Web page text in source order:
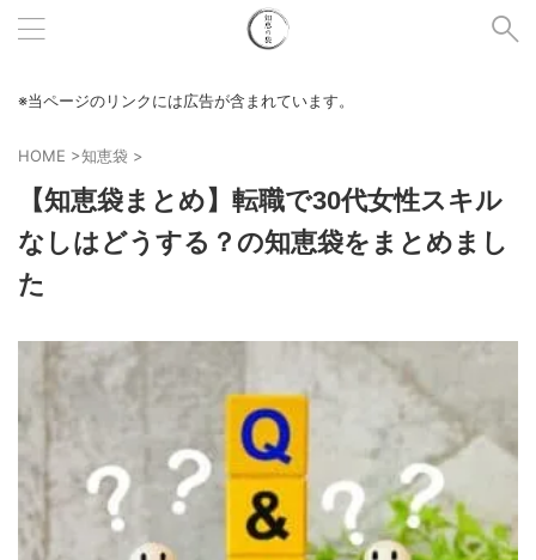
※当ページのリンクには広告が含まれています。
HOME >知恵袋 >
【知恵袋まとめ】転職で30代女性スキル
なしはどうする？の知恵袋をまとめまし
た